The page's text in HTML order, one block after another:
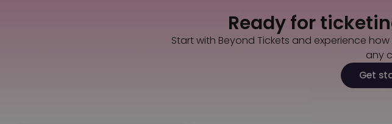
Ready for
Start with Beyond Tickets and experience
any
Get